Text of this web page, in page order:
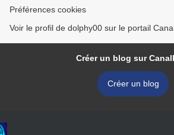
Préférences cookies
Voir le profil de dolphy00 sur le portail
Créer un blog sur
Créer un blog